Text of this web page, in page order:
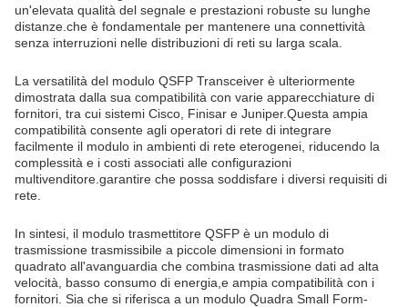
un'elevata qualità del segnale e prestazioni robuste su lunghe
distanze.che è fondamentale per mantenere una connettività
senza interruzioni nelle distribuzioni di reti su larga scala.
La versatilità del modulo QSFP Transceiver è ulteriormente
dimostrata dalla sua compatibilità con varie apparecchiature di
fornitori, tra cui sistemi Cisco, Finisar e Juniper.Questa ampia
compatibilità consente agli operatori di rete di integrare
facilmente il modulo in ambienti di rete eterogenei, riducendo la
complessità e i costi associati alle configurazioni
multivenditore.garantire che possa soddisfare i diversi requisiti di
rete.
In sintesi, il modulo trasmettitore QSFP è un modulo di
trasmissione trasmissibile a piccole dimensioni in formato
quadrato all'avanguardia che combina trasmissione dati ad alta
velocità, basso consumo di energia,e ampia compatibilità con i
fornitori. Sia che si riferisca a un modulo Quadra Small Form-